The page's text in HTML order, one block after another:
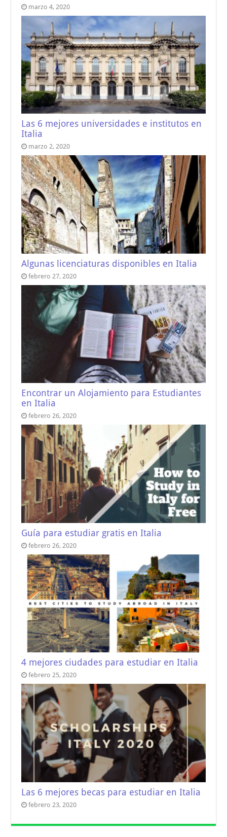
marzo 4, 2020
Las 6 mejores universidades e institutos en
Italia
marzo 2, 2020
Algunas licenciaturas disponibles en Italia
febrero 27, 2020
Encontrar un Alojamiento para Estudiantes
en Italia
febrero 26, 2020
Guía para estudiar gratis en Italia
febrero 26, 2020
4 mejores ciudades para estudiar en Italia
febrero 25, 2020
Las 6 mejores becas para estudiar en Italia
febrero 23, 2020